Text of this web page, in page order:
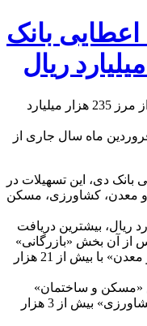
اعطایی بانک
ماه سال جاری از
دی، این تسهیلات در
معدن، کشاورزی، مسکن
از 173 هزار میلیارد ریال، بیشترین دریافت
از آن بخش «بازرگانی»
با حدود 22 هزار میلیارد ریال و «صنعت و معدن» با بیش از 21 هزار
«مسکن و ساختمان»
حدود 16 هزار میلیارد ریال و در بخش «کشاورزی» بیش از 3 هزار